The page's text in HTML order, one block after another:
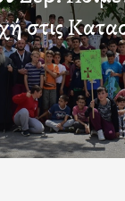
στις